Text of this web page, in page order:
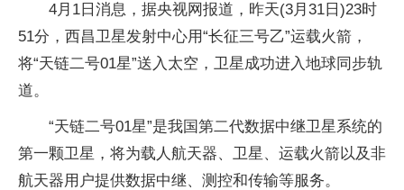
4月1日消息，据央视网报道，昨天(3月31日)23时
51分，西昌卫星发射中心用“长征三号乙”运载火箭，
将“天链二号01星”送入太空，卫星成功进入地球同步轨
道。
“天链二号01星”是我国第二代数据中继卫星系统的
第一颗卫星，将为载人航天器、卫星、运载火箭以及非
航天器用户提供数据中继、测控和传输等服务。